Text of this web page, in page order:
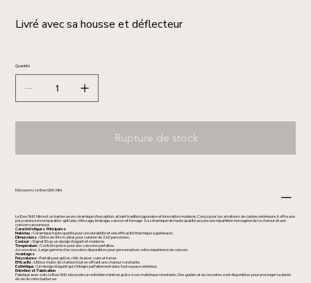
Livré avec sa housse et déflecteur
Quantité
Rupture de stock
Découvrez le Bee Grill Mini
Le Bee Grill Mini est un barbecue en céramique d'exception, alliant tradition japonaise et innovation moderne. Conçu pour les amateurs de cuisine extérieure, il offre une
polyvalence incomparable : grillade, rôtissage, braisage, cuisson et fumage. Sa céramique de haute qualité assure une répartition homogène de la chaleur et une
cuisson savoureuse.
Caractéristiques Principales
Matériau :Céramique haute qualité pour une durabilité et une efficacité thermique supérieures.
Dimensions :Grille de 34 cm, idéal pour cuisiner de 2 à 6 personnes.
Couleur : Signal Blue, un design élégant et moderne.
Température :Contrôle précis pour des cuissons parfaites.
Accessoires : Large gamme d’accessoires disponibles pour personnaliser votre expérience de cuisson.
Avantages
Polyvalence :Parfait pour griller, rôtir, braiser, cuire et fumer.
Efficacité :Utilise moins de charbon tout en offrant une chaleur constante.
Esthétique :Un design élégant qui s’intègre parfaitement dans tout espace extérieur.
Entretien et Fabrication
Fabriqué avec soin, le Bee Grill nécessite un entretien minimal grâce à ses matériaux résistants. Des guides et accessoires sont disponibles pour prolonger la durée
de vie de votre barbecue.